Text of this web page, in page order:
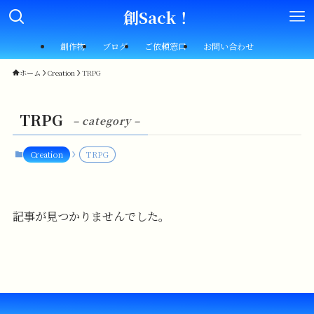
創Sack！
創作物 ブログ ご依頼窓口 お問い合わせ
ホーム Creation TRPG
TRPG – category –
Creation TRPG
記事が見つかりませんでした。